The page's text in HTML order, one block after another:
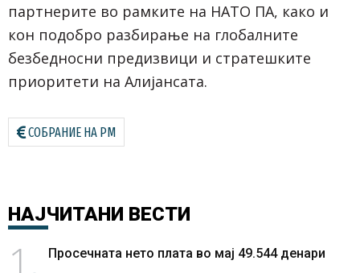
партнерите во рамките на НАТО ПА, како и
кон подобро разбирање на глобалните
безбедносни предизвици и стратешките
приоритети на Алијансата.
СОБРАНИЕ НА РМ
НАЈЧИТАНИ ВЕСТИ
1 Просечната нето плата во мај 49.544 денари